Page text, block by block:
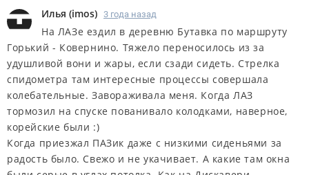
Илья (imos) 3 года назад
На ЛАЗе ездил в деревню Бутавка по маршруту
Горький - Ковернино. Тяжело переносилось из за
удушливой вони и жары, если сзади сидеть. Стрелка
спидометра там интересные процессы совершала
колебательные. Завораживала меня. Когда ЛАЗ
тормозил на спуске пованивало колодками, наверное,
корейские были :)
Когда приезжал ПАЗик даже с низкими сиденьями за
радость было. Свежо и не укачивает. А какие там окна